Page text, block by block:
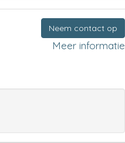
Neem contact op
Meer informatie